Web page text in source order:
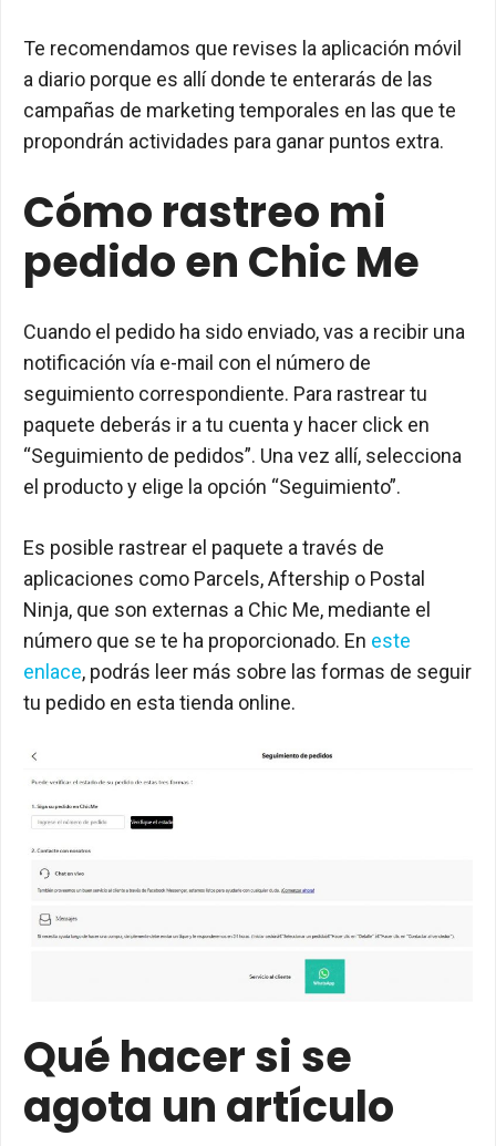
Te recomendamos que revises la aplicación móvil
a diario porque es allí donde te enterarás de las
campañas de marketing temporales en las que te
propondrán actividades para ganar puntos extra.
Cómo rastreo mi
pedido en Chic Me
Cuando el pedido ha sido enviado, vas a recibir una
notificación vía e-mail con el número de
seguimiento correspondiente. Para rastrear tu
paquete deberás ir a tu cuenta y hacer click en
“Seguimiento de pedidos”. Una vez allí, selecciona
el producto y elige la opción “Seguimiento”.
Es posible rastrear el paquete a través de
aplicaciones como Parcels, Aftership o Postal
Ninja, que son externas a Chic Me, mediante el
número que se te ha proporcionado. En este
enlace, podrás leer más sobre las formas de seguir
tu pedido en esta tienda online.
Qué hacer si se
agota un artículo